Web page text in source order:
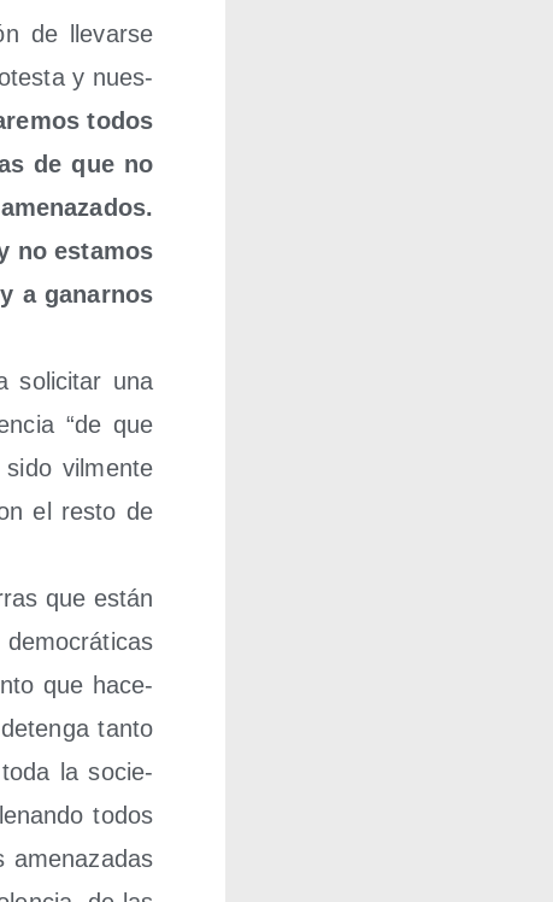
de lle­var­se
y nues­
todos
de que no
no esta­mos
a ganar­nos
soli­ci­tar una
“de que
vil­men­te
el res­to de
que están
que hace­
tan­to
toda la socie­
todos
ame­na­za­das